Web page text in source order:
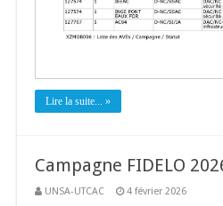
Lire la suite... »
Campagne FIDELO
UNSA-UTCAC 4 février 2026